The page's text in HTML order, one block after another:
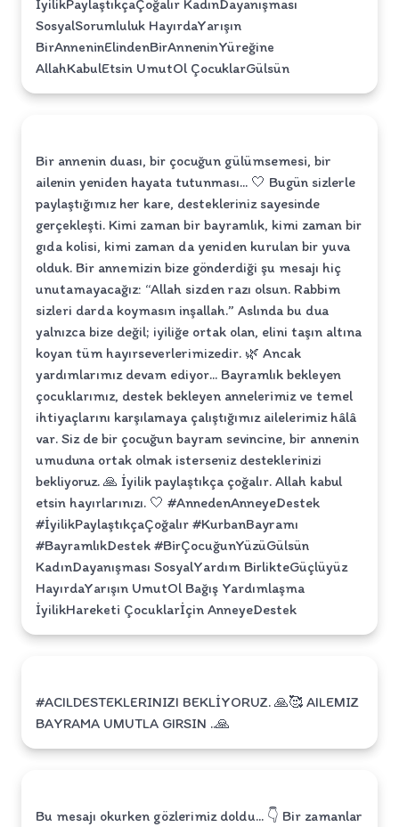
İyilikPaylaştıkçaÇoğalır KadınDayanışması
SosyalSorumluluk HayırdaYarışın
BirAnneninElindenBirAnneninYüreğine
AllahKabulEtsin UmutOl ÇocuklarGülsün
Bir annenin duası, bir çocuğun gülümsemesi, bir
ailenin yeniden hayata tutunması... 🤍 Bugün sizlerle
paylaştığımız her kare, destekleriniz sayesinde
gerçekleşti. Kimi zaman bir bayramlık, kimi zaman bir
gıda kolisi, kimi zaman da yeniden kurulan bir yuva
olduk. Bir annemizin bize gönderdiği şu mesajı hiç
unutamayacağız: “Allah sizden razı olsun. Rabbim
sizleri darda koymasın inşallah.” Aslında bu dua
yalnızca bize değil; iyiliğe ortak olan, elini taşın altına
koyan tüm hayırseverlerimizedir. 🌿 Ancak
yardımlarımız devam ediyor... Bayramlık bekleyen
çocuklarımız, destek bekleyen annelerimiz ve temel
ihtiyaçlarını karşılamaya çalıştığımız ailelerimiz hâlâ
var. Siz de bir çocuğun bayram sevincine, bir annenin
umuduna ortak olmak isterseniz desteklerinizi
bekliyoruz. 🙏 İyilik paylaştıkça çoğalır. Allah kabul
etsin hayırlarınızı. 🤍 #AnnedenAnneyeDestek
#İyilikPaylaştıkçaÇoğalır #KurbanBayramı
#BayramlıkDestek #BirÇocuğunYüzüGülsün
KadınDayanışması SosyalYardım BirlikteGüçlüyüz
HayırdaYarışın UmutOl Bağış Yardımlaşma
İyilikHareketi Çocuklarİçin AnneyeDestek
#ACILDESTEKLERINIZI BEKLİYORUZ. 🙏🥰 AILEMIZ
BAYRAMA UMUTLA GIRSIN ..🙏
Bu mesajı okurken gözlerimiz doldu... 👇 Bir zamanlar